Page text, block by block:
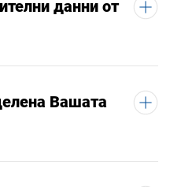
данни от
Вашата